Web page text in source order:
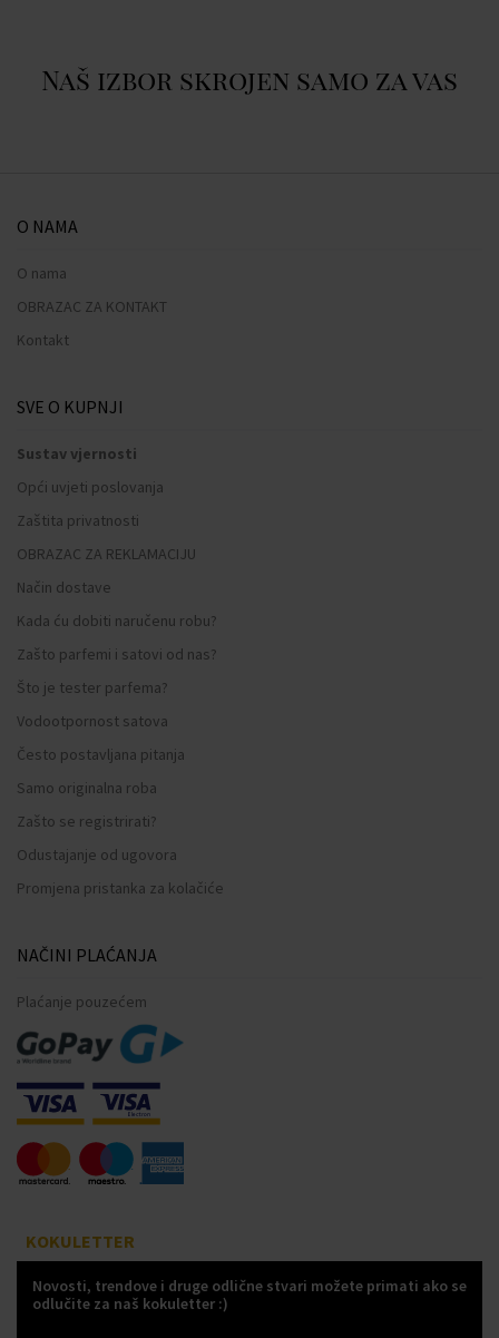
Naš izbor skrojen samo za vas
O NAMA
O nama
OBRAZAC ZA KONTAKT
Kontakt
SVE O KUPNJI
Sustav vjernosti
Opći uvjeti poslovanja
Zaštita privatnosti
OBRAZAC ZA REKLAMACIJU
Način dostave
Kada ću dobiti naručenu robu?
Zašto parfemi i satovi od nas?
Što je tester parfema?
Vodootpornost satova
Često postavljana pitanja
Samo originalna roba
Zašto se registrirati?
Odustajanje od ugovora
Promjena pristanka za kolačiće
NAČINI PLAĆANJA
Plaćanje pouzećem
KOKULETTER
Novosti, trendove i druge odlične stvari možete primati ako se
odlučite za naš kokuletter :)